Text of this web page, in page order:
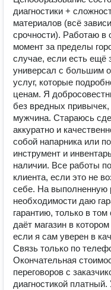
диагностики +
материалов (всё
срочности). Работаю в
момент за пределы
случае, если есть ещё
универсал с большим
услуг, которые
ценам. Я
без вредных
мужчина. Стараюсь
аккуратно и
собой напарника или
инструмент и
наличии. Все работы
клиента, если это не
себе. На выполненную
необходимости даю
гарантию, только в
даёт магазин в
если я сам уверен в
Связь только по
Окончательная
переговоров с
диагностикой